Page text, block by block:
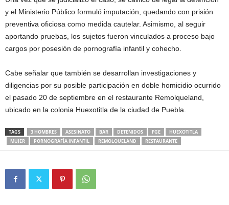
y el Ministerio Público formuló imputación, quedando con prisión
preventiva oficiosa como medida cautelar. Asimismo, al seguir
aportando pruebas, los sujetos fueron vinculados a proceso bajo
cargos por posesión de pornografía infantil y cohecho.
Cabe señalar que también se desarrollan investigaciones y
diligencias por su posible participación en doble homicidio ocurrido
el pasado 20 de septiembre en el restaurante Remolqueland,
ubicado en la colonia Huexotitla de la ciudad de Puebla.
TAGS 3 HOMBRES ASESINATO BAR DETENIDOS FGE
HUEXOTITLA
MUJER
PORNOGRAFÍA INFANTIL REMOLQUELAND RESTAURANTE